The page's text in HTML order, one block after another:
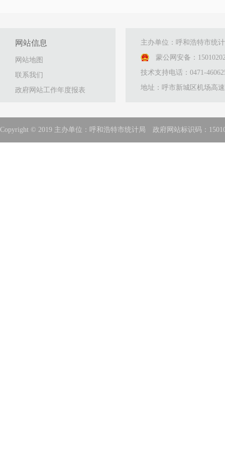
网站信息
网站地图
联系我们
政府网站工作年度报表
主办单位：呼和浩特市统
蒙公网安备：
技术支持电话：0471-
地址：呼市新城区机场高
Copyright © 2019 主办单位：呼和浩特市统计局 政府网站标识码：